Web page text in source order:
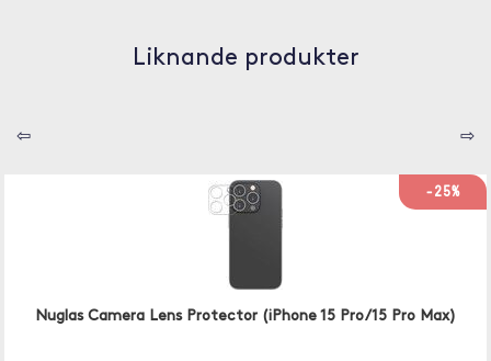
Liknande produkter
⇦ ⇨
-25%
Nuglas Camera Lens Protector (iPhone 15 Pro/15 Pro Max)